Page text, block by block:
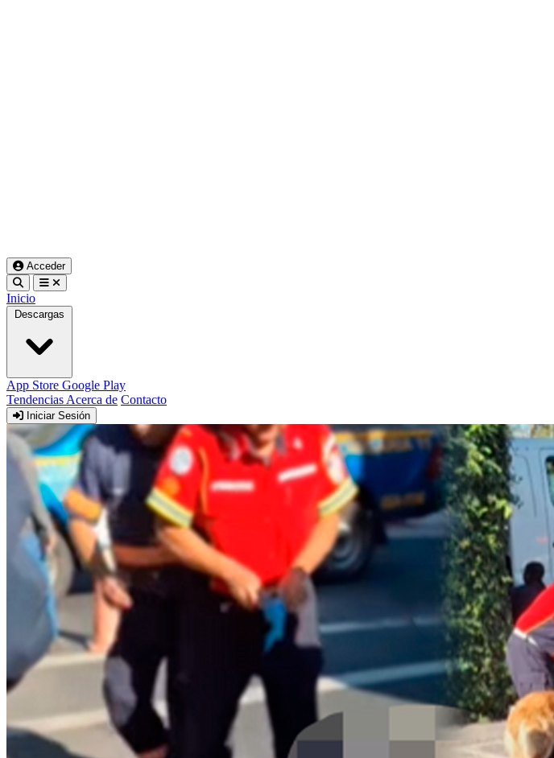
Acceder
Inicio
Descargas
App Store Google Play
Tendencias Acerca de Contacto
Iniciar Sesión